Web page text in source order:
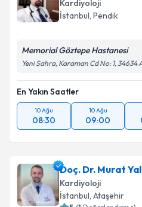
Kardiyoloji
İstanbul, Pendik
Memorial Göztepe Hastanesi
Yeni Sahra, Karaman Cd No: 1, 34634
En Yakın Saatler
10 Ağu
08:30
10 Ağu
09:00
Doç. Dr. Murat
Kardiyoloji
İstanbul, Ataşehir